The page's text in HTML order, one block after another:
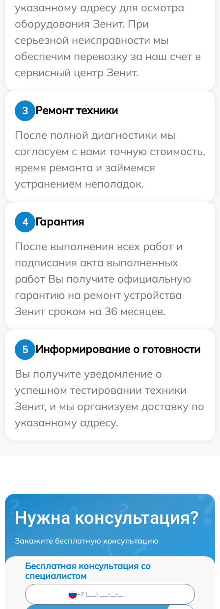
указанному адресу для осмотра
оборудования Зенит. При
серьезной неисправности мы
обеспечим перевозку за наш счет в
сервисный центр Зенит.
3
Ремонт техники
После полной диагностики мы
согласуем с вами точную стоимость,
время ремонта и займемся
устранением неполадок.
4
Гарантия
После выполнения всех работ и
подписания акта выполненных
работ Вы получите официальную
гарантию на ремонт устройства
Зенит сроком на 36 месяцев.
5
Информирование о готовности
Вы получите уведомление о
успешном тестировании техники
Зенит, и мы организуем доставку по
указанному адресу.
Нужна консультация?
Закажите бесплатную консультацию
Бесплатная консультация со
специалистом